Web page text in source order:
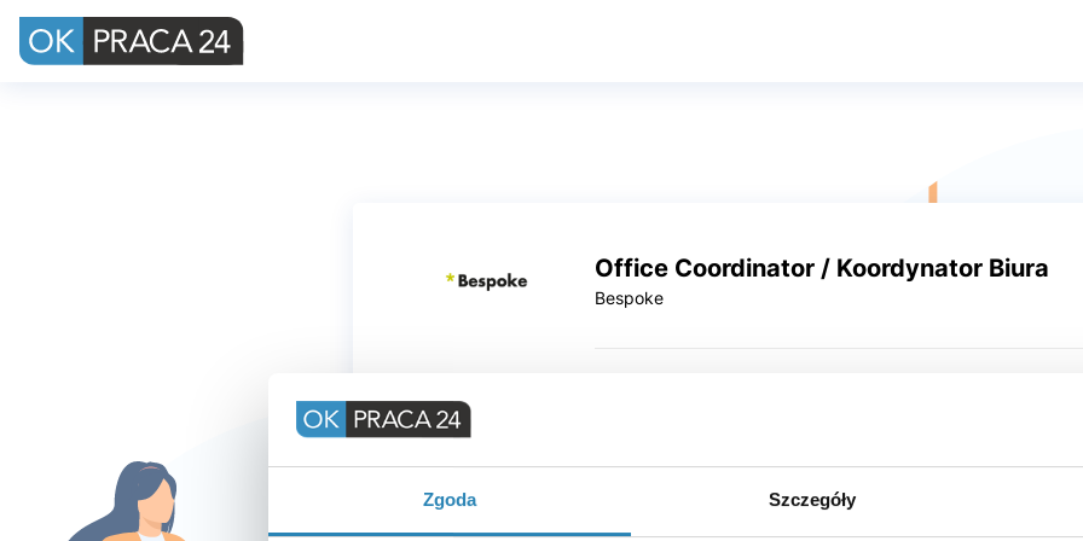
Zgoda Szczegóły
Office Coordinator / Koordynator Biura
Bespoke
Podaj adres email w celu aplikacji na to